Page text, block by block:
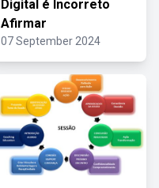
Digital é Incorreto
Afirmar
07 September 2024